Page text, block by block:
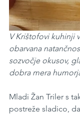
V Krištofovi kuhinji
obarvana
sozvočje okusov,
dobra mera
Mladi Žan Triler s
postreže sladico,